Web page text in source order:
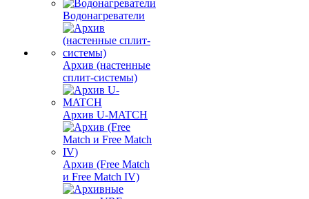
Водонагреватели
Архив (настенные
сплит-системы)
Архив U-MATCH
Архив (Free Match
и Free Match IV)